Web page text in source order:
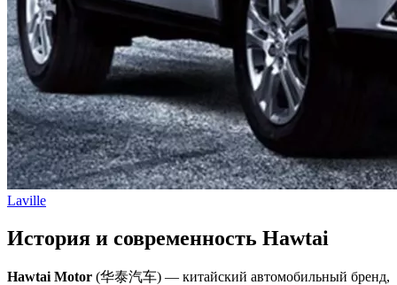
Laville
История и современность Hawtai
Hawtai Motor (华泰汽车) — китайский автомобильный бренд,